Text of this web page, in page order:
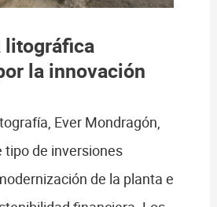
litográfica
la innovación
Ever Mondragón,
tipo de inversiones
de la planta e